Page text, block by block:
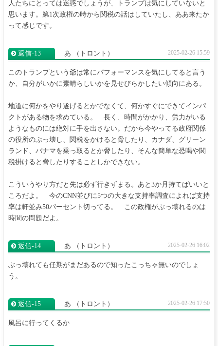
人たちにとっては迷惑でしょうが、トランプは気にしていないと
思います。第1次政権の時から関税の話はしていたし、ああ来たか
って感じです。
返信‐13 あ （トロント） 2025-02-26 15:59
このトランプという爺は常にパフォーマンスを気にしてると言う
か、自分がいかに素晴らしいかを見せびらかしたい傾向にある。
地道に何かをやり遂げるとかでなくて、何かすぐにできてインパ
クトがある物を求めている。 長く、時間がかかり、労力がいる
ようなものには絶対に手を出さない。だから今やってる政府関係
の役所のぶっ壊し、関税をかけると脅したり、カナダ、グリーン
ランド、パナマを乗っ取るとか脅したり、そんな簡単な恐喝や関
税掛けると脅したりすることしかできない。
こういうやり方だと先は必ず行きずまる。あと3か月持てばいいと
ころだよ。 今のCNN並びに5つの大きな支持率調査によれば支持
率は軒並み50パーセント切ってる。 この政権がぶっ壊れるのは
時間の問題だよ。
返信‐14 あ （トロント） 2025-02-26 16:02
ぶっ壊れても任期がまだあるので知ったこっちゃ無いのでしょ
う。
返信‐15 あ （トロント） 2025-02-26 17:50
風呂に行ってくるか